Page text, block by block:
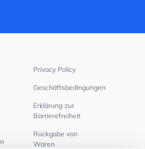
Privacy Policy
Geschäftsbedingungen
Erklärung zur
Barrierefreiheit
Rückgabe von
Waren